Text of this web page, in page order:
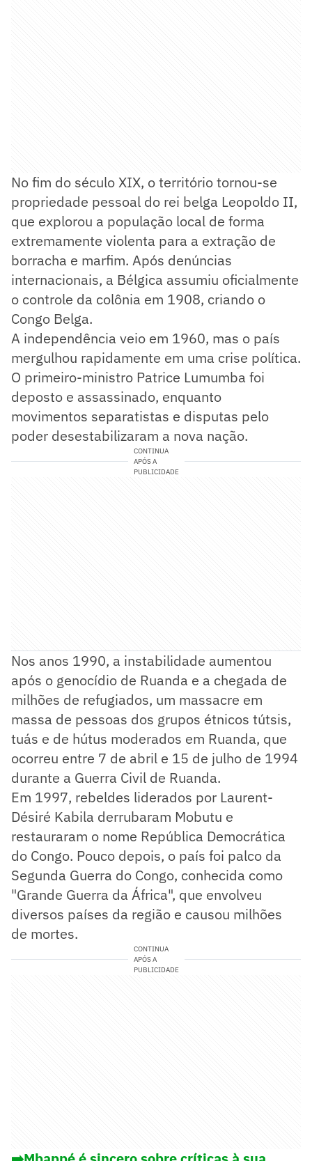
No fim do século XIX, o território tornou-se
propriedade pessoal do rei belga Leopoldo II,
que explorou a população local de forma
extremamente violenta para a extração de
borracha e marfim. Após denúncias
internacionais, a Bélgica assumiu oficialmente
o controle da colônia em 1908, criando o
Congo Belga.
A independência veio em 1960, mas o país
mergulhou rapidamente em uma crise política.
O primeiro-ministro Patrice Lumumba foi
deposto e assassinado, enquanto
movimentos separatistas e disputas pelo
poder desestabilizaram a nova nação.
CONTINUA
APÓS A
PUBLICIDADE
Nos anos 1990, a instabilidade aumentou
após o genocídio de Ruanda e a chegada de
milhões de refugiados, um massacre em
massa de pessoas dos grupos étnicos tútsis,
tuás e de hútus moderados em Ruanda, que
ocorreu entre 7 de abril e 15 de julho de 1994
durante a Guerra Civil de Ruanda.
Em 1997, rebeldes liderados por Laurent-
Désiré Kabila derrubaram Mobutu e
restauraram o nome República Democrática
do Congo. Pouco depois, o país foi palco da
Segunda Guerra do Congo, conhecida como
"Grande Guerra da África", que envolveu
diversos países da região e causou milhões
de mortes.
CONTINUA
APÓS A
PUBLICIDADE